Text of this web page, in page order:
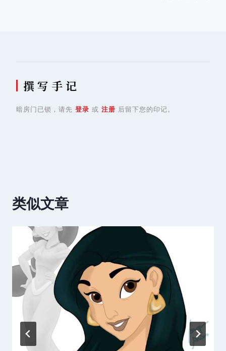
撰 写 手 记
暗房门已锁，请先 登录 或 注册 后留下您的印记。
类似文章